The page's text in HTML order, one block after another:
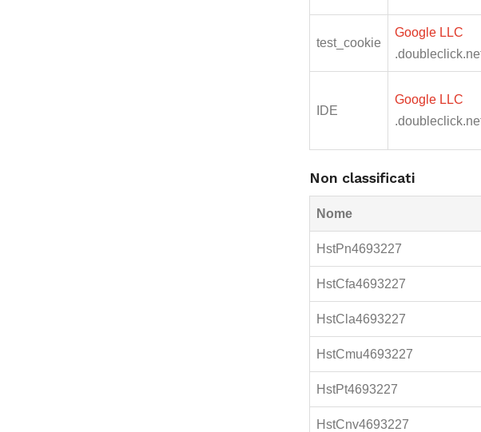
test_cookie
Google LLC
IDE
Google LLC
Non classificati
Nome
HstPn4693227
HstCfa4693227
HstCla4693227
HstCmu4693227
HstPt4693227
HstCnv4693227